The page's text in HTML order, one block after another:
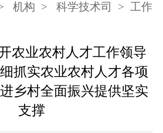
机构 > 科学技术司
> 工作
农业农村人才工作领导
抓实农业农村人才各项
乡村全面振兴提供坚实
支撑